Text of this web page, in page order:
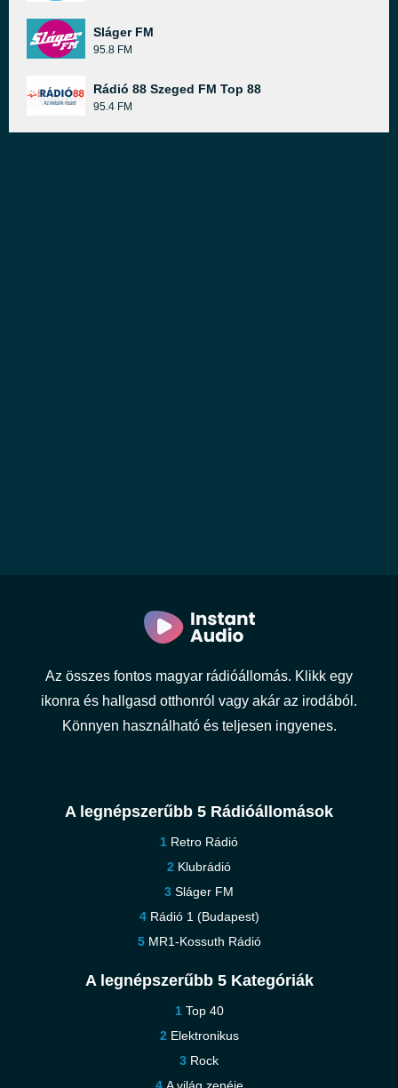
Sláger FM
95.8 FM
Rádió 88 Szeged FM Top 88
95.4 FM
Az összes fontos magyar rádióállomás. Klikk egy
ikonra és hallgasd otthonról vagy akár az irodából.
Könnyen használható és teljesen ingyenes.
A legnépszerűbb 5 Rádióállomások
Retro Rádió
Klubrádió
Sláger FM
Rádió 1 (Budapest)
MR1-Kossuth Rádió
A legnépszerűbb 5 Kategóriák
Top 40
Elektronikus
Rock